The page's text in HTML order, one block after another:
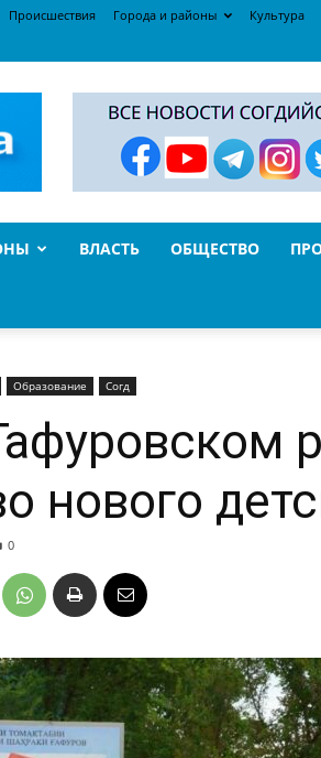
Происшествия Города и районы Культура
ВЛАСТЬ ОБЩЕСТВО
Образование Согд
нового
0